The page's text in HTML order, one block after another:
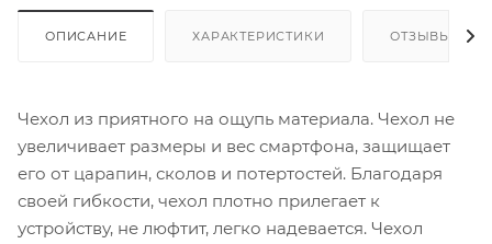
ОПИСАНИЕ ХАРАКТЕРИСТИКИ ОТЗЫВЫ
Чехол из приятного на ощупь материала. Чехол не
увеличивает размеры и вес смартфона, защищает
его от царапин, сколов и потертостей. Благодаря
своей гибкости, чехол плотно прилегает к
устройству, не люфтит, легко надевается. Чехол